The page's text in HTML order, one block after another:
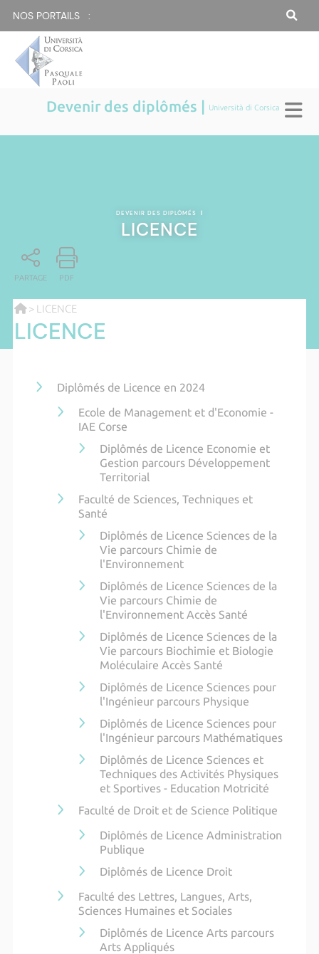
NOS PORTAILS :
Devenir des diplômés | Università di Corsica
DEVENIR DES DIPLÔMÉS |
LICENCE
PARTAGE PDF
> LICENCE
LICENCE
Diplômés de Licence en 2024
Ecole de Management et d'Economie -
IAE Corse
Diplômés de Licence Economie et
Gestion parcours Développement
Territorial
Faculté de Sciences, Techniques et
Santé
Diplômés de Licence Sciences de la
Vie parcours Chimie de
l'Environnement
Diplômés de Licence Sciences de la
Vie parcours Chimie de
l'Environnement Accès Santé
Diplômés de Licence Sciences de la
Vie parcours Biochimie et Biologie
Moléculaire Accès Santé
Diplômés de Licence Sciences pour
l'Ingénieur parcours Physique
Diplômés de Licence Sciences pour
l'Ingénieur parcours Mathématiques
Diplômés de Licence Sciences et
Techniques des Activités Physiques
et Sportives - Education Motricité
Faculté de Droit et de Science Politique
Diplômés de Licence Administration
Publique
Diplômés de Licence Droit
Faculté des Lettres, Langues, Arts,
Sciences Humaines et Sociales
Diplômés de Licence Arts parcours
Arts Appliqués